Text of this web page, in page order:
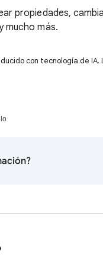
propiedades,
más.
con tecnología de